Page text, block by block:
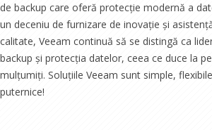
de backup care oferă protecție modernă a
un deceniu de furnizare de inovație și
calitate, Veeam continuă să se distingă ca
backup și protecția datelor, ceea ce duce la
mulțumiți. Soluțiile Veeam sunt simple,
puternice!